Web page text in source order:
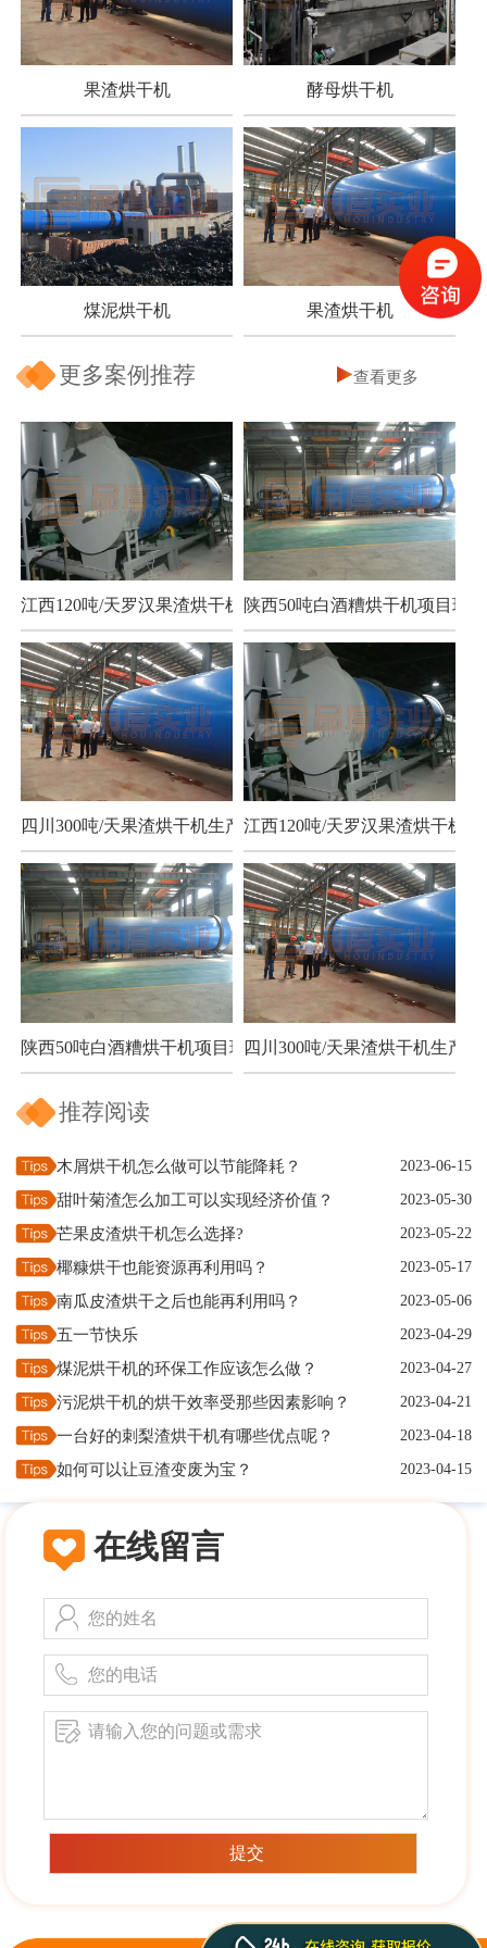
果渣烘干机 酵母烘干机
煤泥烘干机 果渣烘干机
更多案例推荐 查看更多
江西120吨/天罗汉果渣烘干机项目陕西50吨白酒糟烘干机项目现场
四川300吨/天果渣烘干机生产现场江西120吨/天罗汉果渣烘干机项
陕西50吨白酒糟烘干机项目现场四川300吨/天果渣烘干机生产现
推荐阅读
木屑烘干机怎么做可以节能降耗？ 2023-06-15
甜叶菊渣怎么加工可以实现经济价值？ 2023-05-30
芒果皮渣烘干机怎么选择? 2023-05-22
椰糠烘干也能资源再利用吗？ 2023-05-17
南瓜皮渣烘干之后也能再利用吗？ 2023-05-06
五一节快乐 2023-04-29
煤泥烘干机的环保工作应该怎么做？ 2023-04-27
污泥烘干机的烘干效率受那些因素影响？ 2023-04-21
一台好的刺梨渣烘干机有哪些优点呢？ 2023-04-18
如何可以让豆渣变废为宝？ 2023-04-15
在线留言